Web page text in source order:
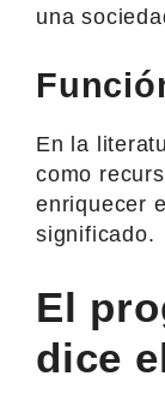
una
En la
como
enriquecer
significado.
El
dice